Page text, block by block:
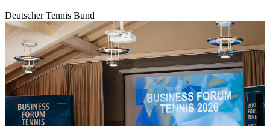
Deutscher Tennis Bund